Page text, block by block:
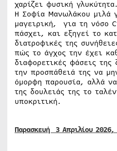
χαρίζει φυσική γλυκύτητα.
Η Σοφία Μανωλάκου μιλά
μαγειρική, για τη νόσο
πάσχει, και εξηγεί το
διατροφικές της
πώς το άγχος την έχει
διαφορετικές φάσεις
την προσπάθειά της να
όμορφη παρουσία, αλλά
της δουλειάς της το
υποκριτική.
Παρασκευή 3 Απριλίου 2026,